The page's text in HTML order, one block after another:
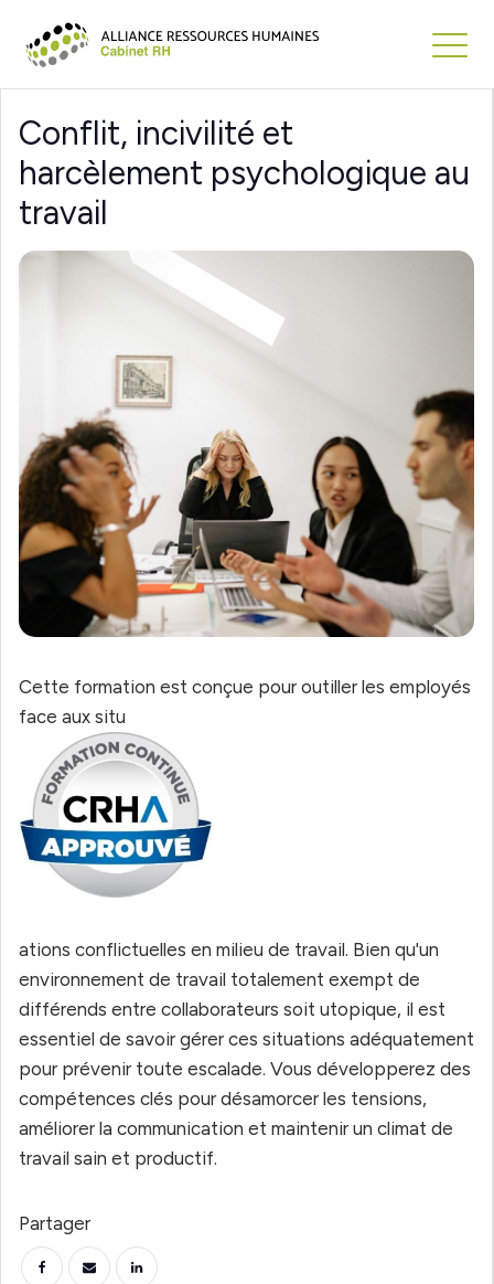
Conflit, incivilité et
harcèlement psychologique au
travail
Cette formation est conçue pour outiller les employés
face aux situ
ations conflictuelles en milieu de travail. Bien qu'un
environnement de travail totalement exempt de
différends entre collaborateurs soit utopique, il est
essentiel de savoir gérer ces situations adéquatement
pour prévenir toute escalade. Vous développerez des
compétences clés pour désamorcer les tensions,
améliorer la communication et maintenir un climat de
travail sain et productif.
Partager